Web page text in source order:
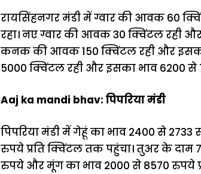
रायसिंहनगर मंडी में ग्वार की आवक 60
रहा। नए ग्वार की आवक 30 क्विंटल रही
कनक की आवक 150 क्विंटल रही और इसका
5000 क्विंटल रही और इसका भाव 6200 से
Aaj ka mandi bhav: पिपरिया मंडी
पिपरिया मंडी में गेहूं का भाव 2400 से
रुपये प्रति क्विंटल तक पहुंचा। तुअर के दाम
रुपये और मूंग का भाव 2000 से 8570 रुपये